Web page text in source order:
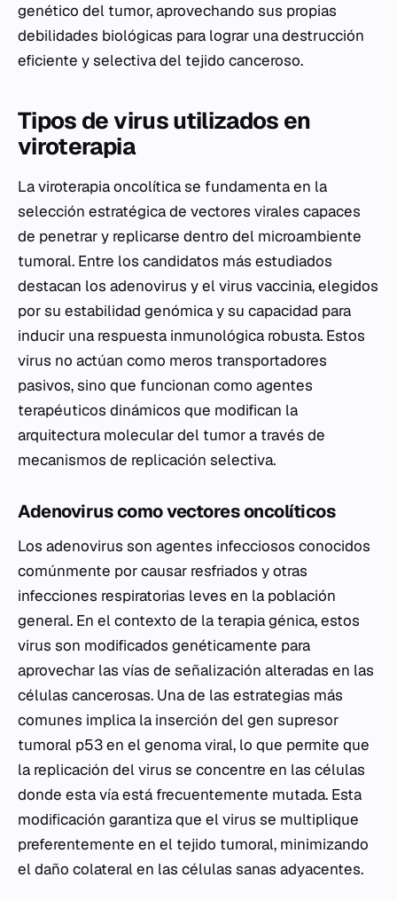
genético del tumor, aprovechando sus propias
debilidades biológicas para lograr una destrucción
eficiente y selectiva del tejido canceroso.
Tipos de virus utilizados en
viroterapia
La viroterapia oncolítica se fundamenta en la
selección estratégica de vectores virales capaces
de penetrar y replicarse dentro del microambiente
tumoral. Entre los candidatos más estudiados
destacan los adenovirus y el virus vaccinia, elegidos
por su estabilidad genómica y su capacidad para
inducir una respuesta inmunológica robusta. Estos
virus no actúan como meros transportadores
pasivos, sino que funcionan como agentes
terapéuticos dinámicos que modifican la
arquitectura molecular del tumor a través de
mecanismos de replicación selectiva.
Adenovirus como vectores oncolíticos
Los adenovirus son agentes infecciosos conocidos
comúnmente por causar resfriados y otras
infecciones respiratorias leves en la población
general. En el contexto de la terapia génica, estos
virus son modificados genéticamente para
aprovechar las vías de señalización alteradas en las
células cancerosas. Una de las estrategias más
comunes implica la inserción del gen supresor
tumoral p53en el genoma viral, lo que permite que
la replicación del virus se concentre en las células
donde esta vía está frecuentemente mutada. Esta
modificación garantiza que el virus se multiplique
preferentemente en el tejido tumoral, minimizando
el daño colateral en las células sanas adyacentes.